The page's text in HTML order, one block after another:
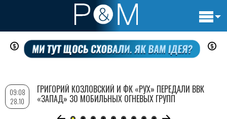
Перейти
содержанию
09:08
28.10
ГРИГОРИЙ КОЗЛОВСКИЙ И ФК «РУХ» ПЕРЕДАЛИ ВВК
«ЗАПАД» 30 МОБИЛЬНЫХ ОГНЕВЫХ ГРУПП